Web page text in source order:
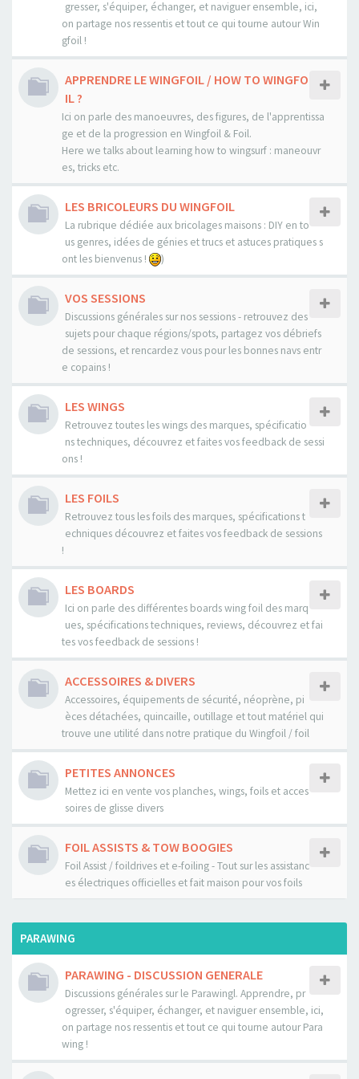
gresser, s'équiper, échanger, et naviguer ensemble, ici,
on partage nos ressentis et tout ce qui tourne autour Win
gfoil !
APPRENDRE LE WINGFOIL / HOW TO WINGFO
IL ?
Ici on parle des manoeuvres, des figures, de l'apprentissa
ge et de la progression en Wingfoil & Foil.
Here we talks about learning how to wingsurf : maneouvr
es, tricks etc.
LES BRICOLEURS DU WINGFOIL
La rubrique dédiée aux bricolages maisons : DIY en to
us genres, idées de génies et trucs et astuces pratiques s
ont les bienvenus !
)
VOS SESSIONS
Discussions générales sur nos sessions - retrouvez des
sujets pour chaque régions/spots, partagez vos débriefs
de sessions, et rencardez vous pour les bonnes navs entr
e copains !
LES WINGS
Retrouvez toutes les wings des marques, spécificatio
ns techniques, découvrez et faites vos feedback de sessi
ons !
LES FOILS
Retrouvez tous les foils des marques, spécifications t
echniques découvrez et faites vos feedback de sessions
!
LES BOARDS
Ici on parle des différentes boards wing foil des marq
ues, spécifications techniques, reviews, découvrez et fai
tes vos feedback de sessions !
ACCESSOIRES & DIVERS
Accessoires, équipements de sécurité, néoprène, pi
èces détachées, quincaille, outillage et tout matériel qui
trouve une utilité dans notre pratique du Wingfoil / foil
PETITES ANNONCES
Mettez ici en vente vos planches, wings, foils et acces
soires de glisse divers
FOIL ASSISTS & TOW BOOGIES
Foil Assist / foildrives et e-foiling - Tout sur les assistanc
es électriques officielles et fait maison pour vos foils
PARAWING
PARAWING - DISCUSSION GENERALE
Discussions générales sur le Parawingl. Apprendre, pr
ogresser, s'équiper, échanger, et naviguer ensemble, ici,
on partage nos ressentis et tout ce qui tourne autour Para
wing !